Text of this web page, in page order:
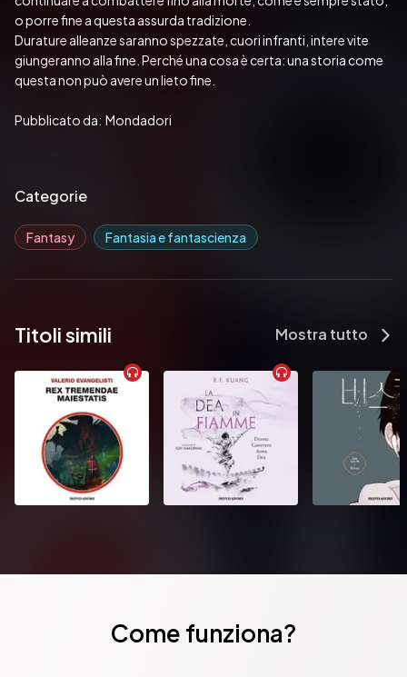
o porre fine a questa assurda tradizione.
Durature alleanze saranno spezzate, cuori infranti, intere vite
giungeranno alla fine. Perché una cosa è certa: una storia come
questa non può avere un lieto fine.
Pubblicato da:  Mondadori
Categorie
Fantasy Fantasia e fantascienza
Titoli simili Mostra tutto
Come funziona?